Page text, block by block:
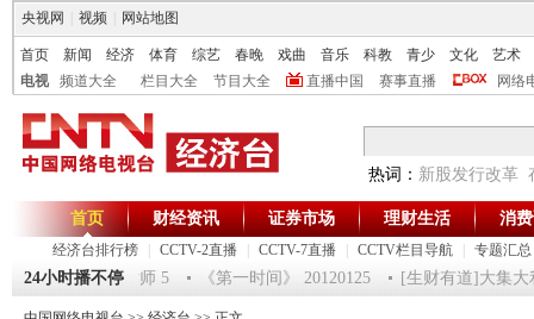
央视网 视频 网站地图
首页 新闻 经济 体育 综艺 春晚 戏曲 音乐 科教 青少 文化
艺术
电视
频道大全 栏目大全 节目大全 直播中国 赛事直播 网络
热词： 新股发行改革
首页
经济台排行榜 CCTV-2直播 CCTV-7直播 CCTV栏目导航 专题汇总
财经资讯 证券市场 理财生活 消
24小时播不停
2012-超级魔术师 5 《第一时间》 20120125 [生财有道]大集大